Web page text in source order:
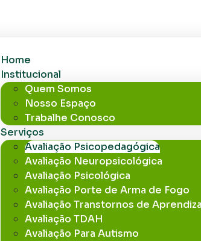
Home
Institucional
Quem Somos
Nosso Espaço
Trabalhe Conosco
Serviços
Avaliação Psicopedagógica
Avaliação Neuropsicológica
Avaliação Psicológica
Avaliação Porte de Arma de Fogo
Avaliação Transtornos de
Avaliação TDAH
Avaliação Para Autismo